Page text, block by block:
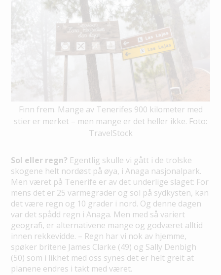
Finn frem. Mange av Tenerifes 900 kilometer med
stier er merket – men mange er det heller ikke. Foto:
TravelStock
Sol eller regn? Egentlig skulle vi gått i de trolske
skogene helt nordøst på øya, i Anaga nasjonalpark.
Men været på Tenerife er av det underlige slaget: For
mens det er 25 varmegrader og sol på sydkysten, kan
det være regn og 10 grader i nord. Og denne dagen
var det spådd regn i Anaga. Men med så variert
geografi, er alternativene mange og godværet alltid
innen rekkevidde. – Regn har vi nok av hjemme,
spøker britene James Clarke (49) og Sally Denbigh
(50) som i likhet med oss synes det er helt greit at
planene endres i takt med været.